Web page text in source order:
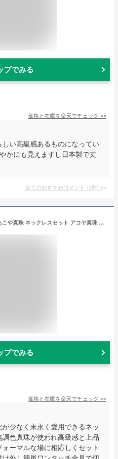
プでみる
価格と在庫を楽天でチェック >>
い高級感あるものになってい
かにも見えますし日本製で丈
全てのおすすめコメント (1件) >
【P10倍＋割引クーポン】あこや真珠 ネックレスセット アコヤ真珠 ピアス/イヤリング 無調色 ホワイト 白 7mm 7.5mm 本真珠 2点セット パールネックレス 冠婚葬祭 フォーマル 入学式 厄除け 卒業式 成人式 本物 30周年
プでみる
価格と在庫を楽天でチェック >>
少なく末永く愛用できるネッ
色真珠が使われ高級感と上品
ーマルな場に相応しくセット